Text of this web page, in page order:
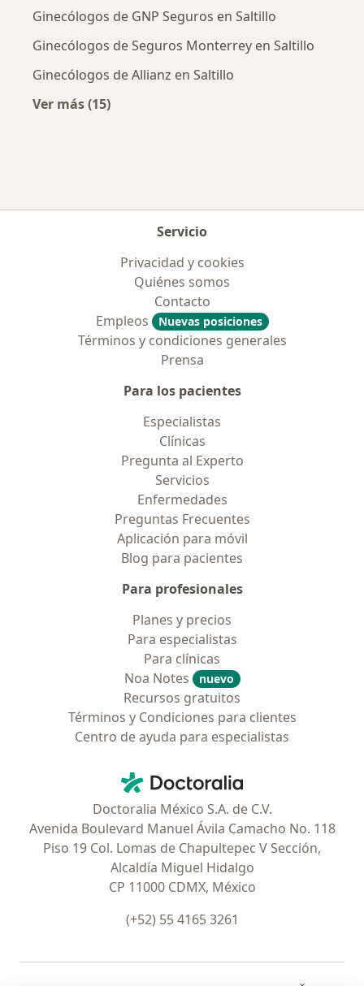
Ginecólogos de GNP Seguros en Saltillo
Ginecólogos de Seguros Monterrey en Saltillo
Ginecólogos de Allianz en Saltillo
Ver más (15)
Servicio
Privacidad y cookies
Quiénes somos
Contacto
Empleos
Nuevas posiciones
Términos y condiciones generales
Prensa
Para los pacientes
Especialistas
Clínicas
Pregunta al Experto
Servicios
Enfermedades
Preguntas Frecuentes
Aplicación para móvil
Blog para pacientes
Para profesionales
Planes y precios
Para especialistas
Para clínicas
Noa Notes
nuevo
Recursos gratuitos
Términos y Condiciones para clientes
Centro de ayuda para especialistas
Doctoralia - Página de inicio
Doctoralia México S.A. de C.V.
Avenida Boulevard Manuel Ávila Camacho No. 118
Piso 19 Col. Lomas de Chapultepec V Sección,
Alcaldía Miguel Hidalgo
CP 11000 CDMX, México
(+52) 55 4165 3261